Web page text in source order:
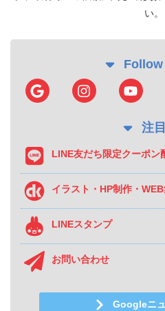
い。
注目
LINE友だち限定クーポン
イラスト・HP制作・
LINEスタンプ
お問い合わせ
Googleニ